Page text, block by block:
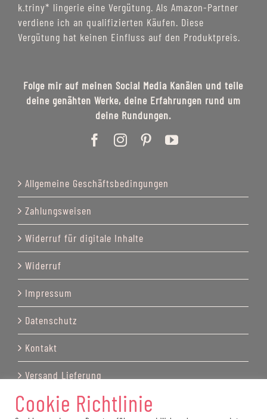
k.triny* lingerie eine Vergütung. Als Amazon-Partner
verdiene ich an qualifizierten Käufen. Diese
Vergütung hat keinen Einfluss auf den Produktpreis.
Folge mir auf meinen Social Media Kanälen und teile
deine genähten Werke, deine Erfahrungen rund um
deine Rundungen.
Allgemeine Geschäftsbedingungen
Zahlungsweisen
Widerruf für digitale Inhalte
Widerruf
Impressum
Datenschutz
Kontakt
Versand Lieferung
Cookie Richtlinie